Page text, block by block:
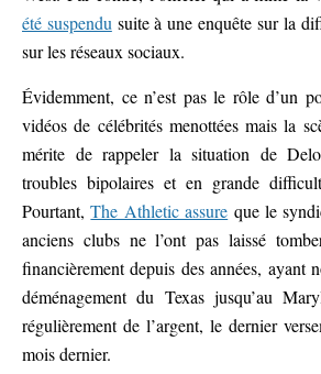
été suspendu suite à une enquête sur la
sur les réseaux sociaux.
Évidemment, ce n’est pas le rôle d’un
vidéos de célébrités menottées mais la
mérite de rappeler la situation de
troubles bipolaires et en grande
Pourtant,The Athletic assure que le
anciens clubs ne l’ont pas laissé
financièrement depuis des années, ayant
déménagement du Texas jusqu’au
régulièrement de l’argent, le dernier
mois dernier.